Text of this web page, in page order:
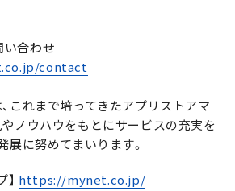
い合わせ
contact
これまで培ってきたアプリストアマ
ノウハウをもとにサービスの充実を
展に努めてまいります。
https://mynet.co.jp/